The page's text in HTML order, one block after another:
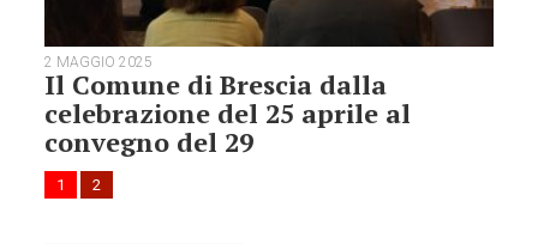
2 MAGGIO 2025
Il Comune di Brescia dalla
celebrazione del 25 aprile al
convegno del 29
1 2